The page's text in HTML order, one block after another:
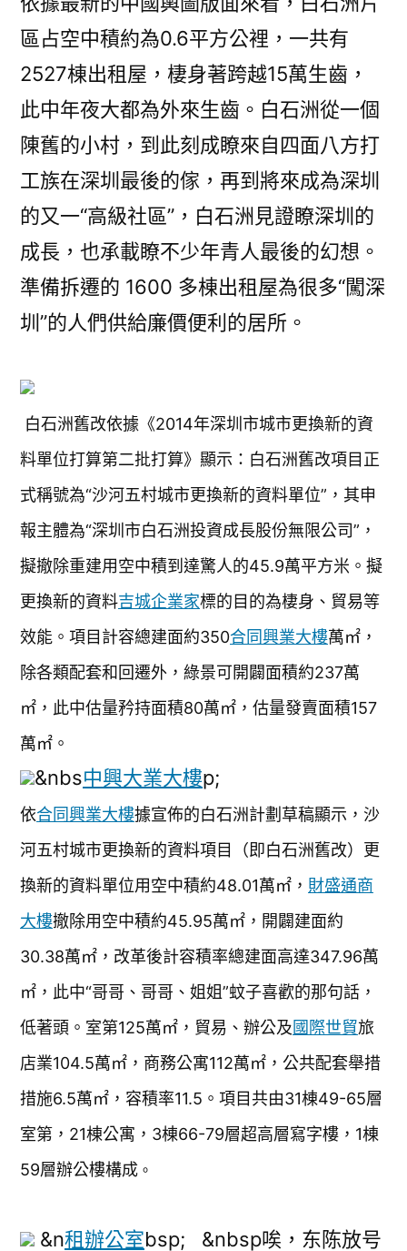
區占空中積約為0.6平方公裡，一共有
2527棟出租屋，棲身著跨越15萬生齒，
此中年夜大都為外來生齒。白石洲從一個
陳舊的小村，到此刻成瞭來自四面八方打
工族在深圳最後的傢，再到將來成為深圳
的又一“高級社區”，白石洲見證瞭深圳的
成長，也承載瞭不少年青人最後的幻想。
準備拆遷的 1600 多棟出租屋為很多“闖深
圳”的人們供給廉價便利的居所。
白石洲舊改依據《2014年深圳市城市更換新的資
料單位打算第二批打算》顯示：白石洲舊改項目正
式稱號為“沙河五村城市更換新的資料單位”，其申
報主體為“深圳市白石洲投資成長股份無限公司”，
擬撤除重建用空中積到達驚人的45.9萬平方米。擬
更換新的資料吉城企業家標的目的為棲身、貿易等
效能。項目計容總建面約350合同興業大樓萬㎡，
除各類配套和回遷外，綠景可開闢面積約237萬
㎡，此中估量矜持面積80萬㎡，估量發賣面積157
萬㎡。
&nbs中興大業大樓p;
依合同興業大樓據宣佈的白石洲計劃草稿顯示，沙
河五村城市更換新的資料項目（即白石洲舊改）更
換新的資料單位用空中積約48.01萬㎡， 財盛通商
大樓撤除用空中積約45.95萬㎡，開闢建面約
30.38萬㎡，改革後計容積率總建面高達347.96萬
㎡，此中“哥哥、哥哥、姐姐”蚊子喜歡的那句話，
低著頭。室第125萬㎡，貿易、辦公及國際世貿旅
店業104.5萬㎡，商務公寓112萬㎡，公共配套舉措
措施6.5萬㎡，容積率11.5。項目共由31棟49-65層
室第，21棟公寓，3棟66-79層超高層寫字樓，1棟
59層辦公樓構成 。
&n租辦公室bsp; &nbsp唉，东陈放号